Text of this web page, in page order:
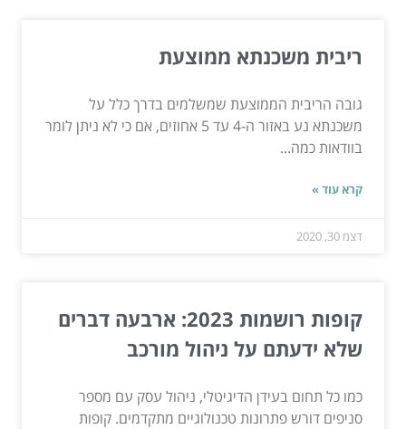
ריבית משכנתא ממוצעת
גובה הריבית הממוצעת שמשלמים בדרך כלל על
משכנתא נע באזור ה-4 עד 5 אחוזים, אם כי לא ניתן לומר
בוודאות כמה...
קרא עוד »
דצמ 30, 2020
קופות רושמות 2023: ארבעה דברים
שלא ידעתם על ניהול מורכב
כמו כל תחום בעידן הדיגיטלי, ניהול עסק עם מספר
סניפים דורש פתרונות טכנולוגיים מתקדמים. קופות